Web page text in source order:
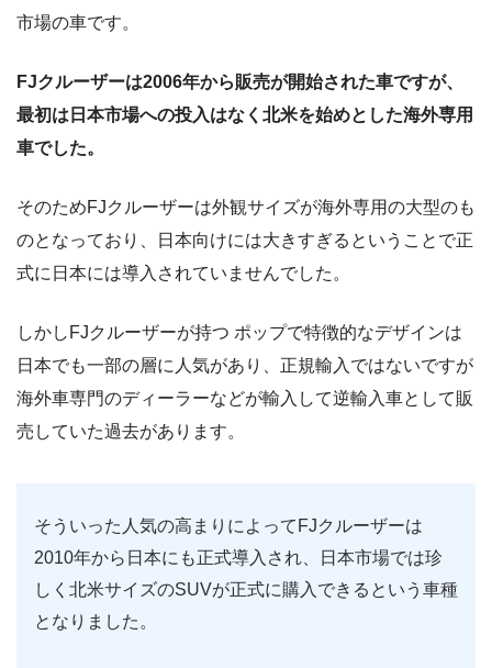
市場の車です。
FJクルーザーは2006年から販売が開始された車ですが、
最初は日本市場への投入はなく北米を始めとした海外専用
車でした。
そのためFJクルーザーは外観サイズが海外専用の大型のも
のとなっており、日本向けには大きすぎるということで正
式に日本には導入されていませんでした。
しかしFJクルーザーが持つ ポップで特徴的なデザインは
日本でも一部の層に人気があり、正規輸入ではないですが
海外車専門のディーラーなどが輸入して逆輸入車として販
売していた過去があります。
そういった人気の高まりによってFJクルーザーは
2010年から日本にも正式導入され、日本市場では珍
しく北米サイズのSUVが正式に購入できるという車種
となりました。